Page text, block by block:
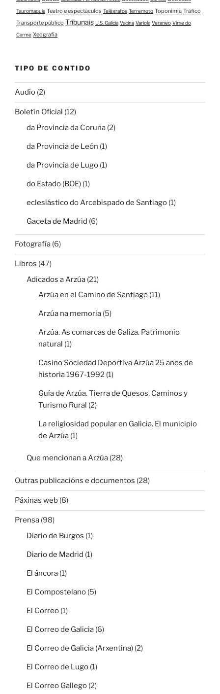
Tauromaquia Teatro e espectáculos Telégrafos Terremoto Toponimia Tráfico
Transporte público Tribunais U.S. Galicia Vacina Variola Veraneo Virxe do
Carme Xeografía
TIPO DE CONTIDO
Audio (2)
Boletín Oficial (12)
da Provincia da Coruña (2)
da Provincia de León (1)
da Provincia de Lugo (1)
do Estado (BOE) (1)
eclesiástico do Arcebispado de Santiago (1)
Gaceta de Madrid (6)
Fotografía (6)
Libros (47)
Adicados a Arzúa (21)
Arzúa en el Camino de Santiago (11)
Arzúa na memoria (5)
Arzúa. As comarcas de Galiza. Patrimonio
natural (1)
Casino Sociedad Deportiva Arzúa 25 años de
historia 1967-1992 (1)
Guía de Arzúa. Tierra de Quesos, Caminos y
Turismo Rural (2)
La religiosidad popular en Galicia. El municipio
de Arzúa (1)
Que mencionan a Arzúa (28)
Outras publicacións e documentos (28)
Páxinas web (8)
Prensa (98)
Diario de Burgos (1)
Diario de Madrid (1)
El áncora (1)
El Compostelano (5)
El Correo (1)
El Correo de Galicia (6)
El Correo de Galicia (Arxentina) (2)
El Correo de Lugo (1)
El Correo Gallego (2)